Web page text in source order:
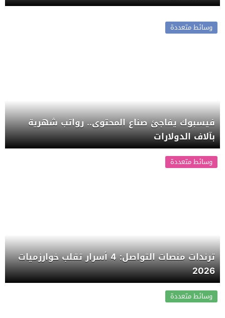
وسائط متعددة
فيسبوك يفاجئ صناع المحتوى.. رواتب شهرية
بآلاف الدولارات
وسائط متعددة
ترندات منصات التواصل: 4 أسرار تقلب خوارزميات
2026
وسائط متعددة